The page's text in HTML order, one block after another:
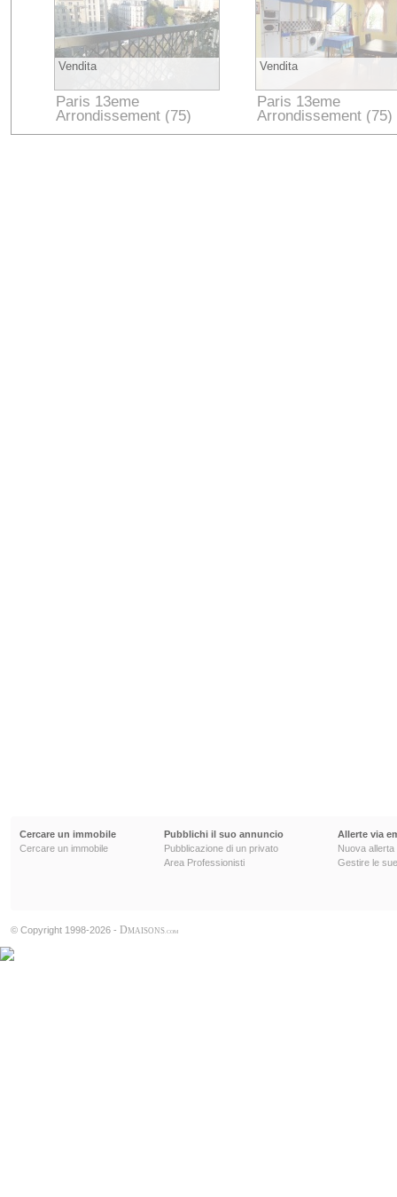
Vendita
Paris 13eme
Arrondissement (75)
Vendita
Paris 13eme
Arrondissement (75)
Cercare un immobile
Cercare un immobile
Pubblichi il suo annuncio
Pubblicazione di un privato
Area Professionisti
Allerte via
Nuova allerta
Gestire le
© Copyright 1998-2026 - DMAISONS .COM